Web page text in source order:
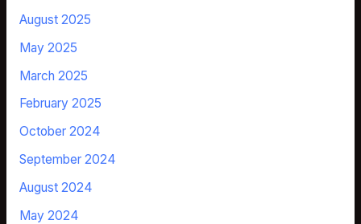
August 2025
May 2025
March 2025
February 2025
October 2024
September 2024
August 2024
May 2024